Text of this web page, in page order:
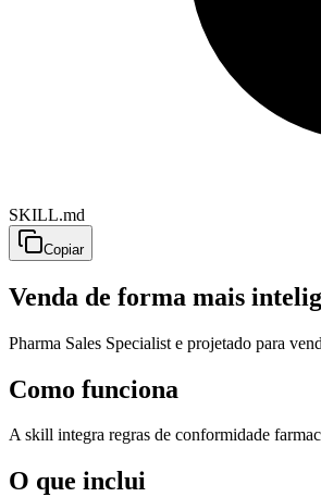
SKILL.md
Copiar
Venda de forma mais
Pharma Sales Specialist e projetado para
Como funciona
A skill integra regras de conformidade
O que inclui